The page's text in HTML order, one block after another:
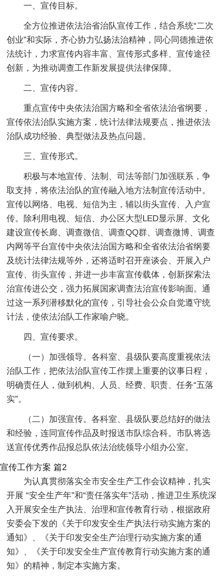
一、宣传目标。
全方位推进依法治省治队宣传工作，结合系统“二次
创业”和实际，齐心协力弘扬法治精神，同心同德推进依
法统计，力求宣传内容丰富、宣传形式多样、宣传途径
创新，为推动调查工作新发展提供法律保障。
二、宣传内容。
重点宣传中央依法治国方略和全省依法治省纲要，
宣传依法治队实施方案，统计法律法规要点，推进依法
治队成功经验、典型做法及热点问题。
三、宣传形式。
积极与本地宣传、法制、司法等部门加强联系，争
取支持，将依法治队的宣传融入地方法制宣传活动中。
宣传以网络、电视、短信为主，辅以街头宣传、入户宣
传。除利用电视、短信、办公区大型LED显示屏、文化
建设宣传长廊、调查微信、调查QQ群、调查微博、调查
内网等平台宣传中央依法治国方略和全省依法治省纲要
及统计法律法规等外，还将适时召开座谈会、开展入户
宣传、街头宣传，并进一步丰富宣传载体，创新探索法
治宣传进公交，强力拓展国家调查法治宣传影响面。通
过这一系列潜移默化的宣传，引导社会公众自觉遵守统
计法，使依法治队工作家喻户晓。
四、宣传要求。
（一）加强领导。各科室、县级队要高度重视依法
治队工作，把依法治队宣传工作摆上重要的议事日程，
明确责任人，做到机构、人员、经费、职责、任务“五落
实”。
（二）加强宣传。各科室、县级队要总结好的做法
和经验，连同宣传作品及时报送市队综合科。市队将选
送宣传优秀作品报总队依法治统领导小组办公室。
宣传工作方案 篇2
为认真贯彻落实全市安全生产工作会议精神，扎实
开展 “安全生产年”和“责任落实年”活动，推进卫生系统深
入开展安全生产执法、治理和宣传教育行动，根据政府
安委会下发的《关于印发安全生产执法行动实施方案的
通知》、《关于印发安全生产治理行动实施方案的通
知》、《关于印发安全生产宣传教育行动实施方案的通
知》的精神，制定本实施方案。